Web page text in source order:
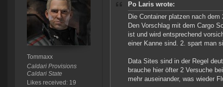
Tommaxx
Caldari Provisions
Caldari State
Likes received: 19
Po Laris wrote:
Die Container platzen nach
Den Vorschlag mit dem Cargo
ist und wird entsprechend
einer Kanne sind. 2. spart man
Data Sites sind in der Regel
brauche hier öfter 2 Versuche
mehr auseinander, was wieder